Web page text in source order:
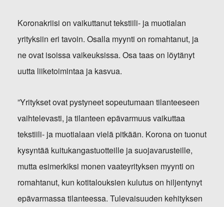
Koronakriisi on vaikuttanut tekstiili- ja muotialan
yrityksiin eri tavoin. Osalla myynti on romahtanut, ja
ne ovat isoissa vaikeuksissa. Osa taas on löytänyt
uutta liiketoimintaa ja kasvua.
”Yritykset ovat pystyneet sopeutumaan tilanteeseen
vaihtelevasti, ja tilanteen epävarmuus vaikuttaa
tekstiili- ja muotialaan vielä pitkään. Korona on tuonut
kysyntää kuitukangastuotteille ja suojavarusteille,
mutta esimerkiksi monen vaateyrityksen myynti on
romahtanut, kun kotitalouksien kulutus on hiljentynyt
epävarmassa tilanteessa. Tulevaisuuden kehityksen